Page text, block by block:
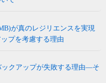
が真のレジリエンスを実現
プを考慮する理由
クアップが失敗する理由―そ